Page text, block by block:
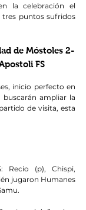
la celebración el
puntos sufridos
de Móstoles 2-
FS
inicio perfecto en
ampliar la
de visita, esta
Recio (p), Chispi,
jugaron Humanes